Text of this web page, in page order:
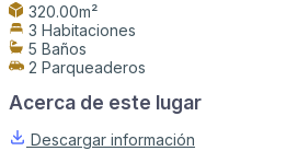
320.00m²
3 Habitaciones
5 Baños
2 Parqueaderos
Acerca de este lugar
Descargar información